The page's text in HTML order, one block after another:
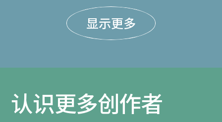
显示更多
认识更多创作者